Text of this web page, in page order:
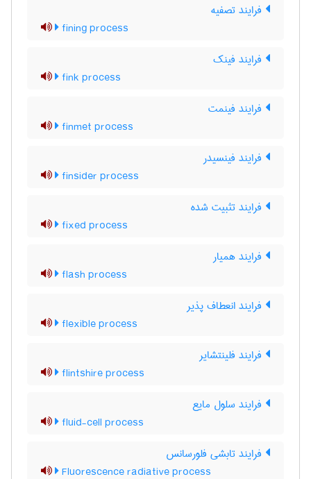
فرایند تصفیه
fining process
فرایند فینک
fink process
فرایند فینمت
finmet process
فرایند فینسیدر
finsider process
فرایند تثبیت شده
fixed process
فرایند همیار
flash process
فرایند انعطاف پذیر
flexible process
فرایند فلینتشایر
flintshire process
فرایند سلول مایع
fluid-cell process
فرایند تابشی فلورسانس
Fluorescence radiative process